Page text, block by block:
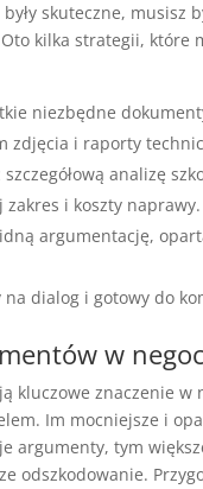
skuteczne, musisz
kilka strategii, które
niezbędne
zdjęcia i raporty
analizę
zakres i koszty naprawy.
argumentację,
na dialog i gotowy do
w
kluczowe znaczenie w
Im mocniejsze i
argumenty, tym
odszkodowanie.